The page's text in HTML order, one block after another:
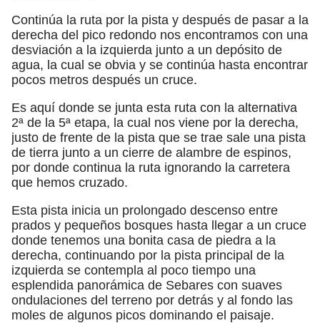
Continúa la ruta por la pista y después de pasar a la
derecha del pico redondo nos encontramos con una
desviación a la izquierda junto a un depósito de
agua, la cual se obvia y se continúa hasta encontrar
pocos metros después un cruce.
Es aquí donde se junta esta ruta con la alternativa
2ª de la 5ª etapa, la cual nos viene por la derecha,
justo de frente de la pista que se trae sale una pista
de tierra junto a un cierre de alambre de espinos,
por donde continua la ruta ignorando la carretera
que hemos cruzado.
Esta pista inicia un prolongado descenso entre
prados y pequeños bosques hasta llegar a un cruce
donde tenemos una bonita casa de piedra a la
derecha, continuando por la pista principal de la
izquierda se contempla al poco tiempo una
esplendida panorámica de Sebares con suaves
ondulaciones del terreno por detrás y al fondo las
moles de algunos picos dominando el paisaje.